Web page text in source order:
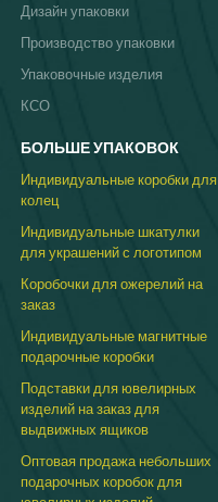
Дизайн упаковки
Производство упаковки
Упаковочные изделия
КСО
БОЛЬШЕ УПАКОВОК
Индивидуальные коробки для
колец
Индивидуальные шкатулки
для украшений с логотипом
Коробочки для ожерелий на
заказ
Индивидуальные магнитные
подарочные коробки
Подставки для ювелирных
изделий на заказ для
выдвижных ящиков
Оптовая продажа небольших
подарочных коробок для